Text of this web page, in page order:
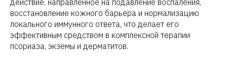
восстановление кожного барьера и нормализацию
локального иммунного ответа, что делает его
эффективным средством в комплексной терапии
псориаза, экземы и дерматитов.